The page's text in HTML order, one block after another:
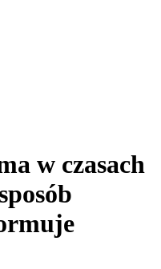
w czasach